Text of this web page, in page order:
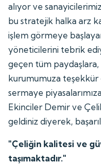
alıyor ve
bu stratejik halka arz
işlem görmeye
yöneticilerini tebrik
geçen tüm paydaşlara,
kurumumuza teşekkür
sermaye
Ekinciler Demir ve
geldiniz diyerek,
"Çeliğin kalitesi ve
taşımaktadır."